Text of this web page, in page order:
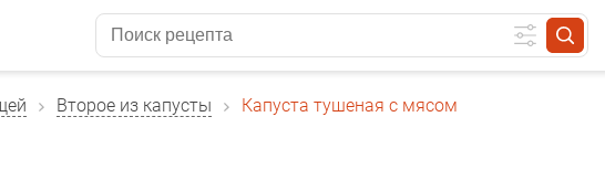
Второе из капусты Капуста тушеная с мясом